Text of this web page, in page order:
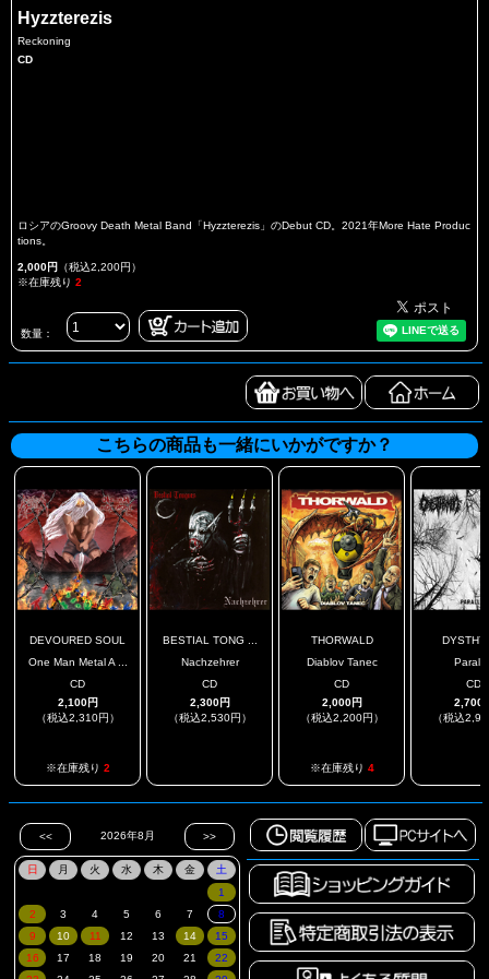
Hyzzterezis
Reckoning
CD
ロシアのGroovy Death Metal Band「Hyzzterezis」のDebut CD。2021年More Hate Produc
tions。
2,000円 （税込2,200円）
※在庫残り 2
数量：
こちらの商品も一緒にいかがですか？
DEVOURED SOUL
One Man Metal A ...
CD
2,100円
（税込2,310円）
※在庫残り 2
BESTIAL TONG ...
Nachzehrer
CD
2,300円
（税込2,530円）
THORWALD
Diablov Tanec
CD
2,000円
（税込2,200円）
※在庫残り 4
CD
2,700
（税込